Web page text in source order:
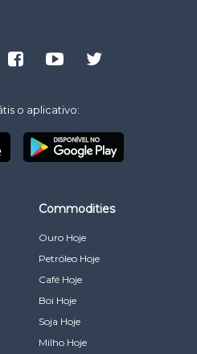
o aplicativo:
Commodities
Ouro Hoje
Petróleo Hoje
Café Hoje
Boi Hoje
Soja Hoje
Milho Hoje